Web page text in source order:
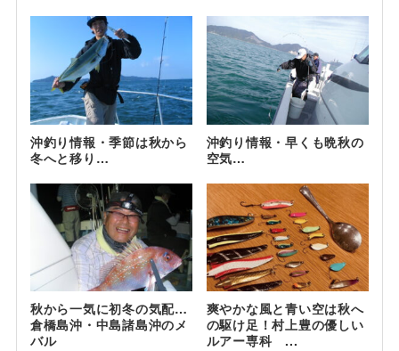
沖釣り情報・季節は秋から
冬へと移り…
沖釣り情報・早くも晩秋の
空気…
秋から一気に初冬の気配…
倉橋島沖・中島諸島沖のメ
バル
爽やかな風と青い空は秋へ
の駆け足！村上豊の優しい
ルアー専科 ...